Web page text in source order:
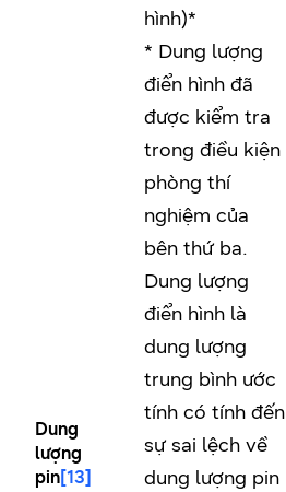
Dung
lượng
pin[13]
hình)*
* Dung lượng
điển hình đã
được kiểm tra
trong điều kiện
phòng thí
nghiệm của
bên thứ ba.
Dung lượng
điển hình là
dung lượng
trung bình ước
tính có tính đến
sự sai lệch về
dung lượng pin